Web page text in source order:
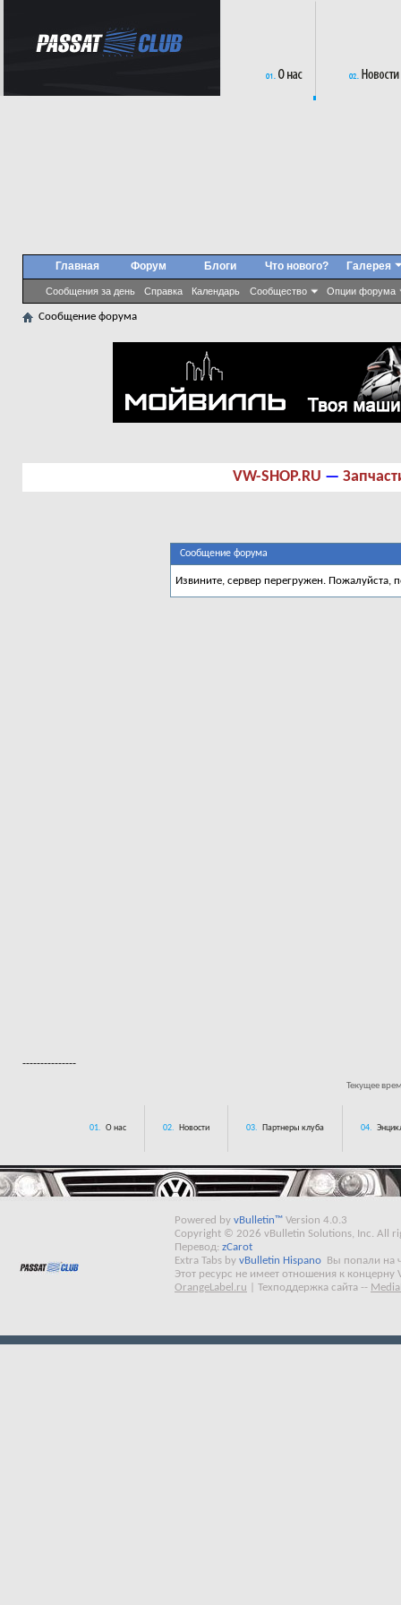
Главная Форум
Сообщения за день Справка Календарь Сообщество Опции форума
Блоги Что нового? Галерея
Сообщение форума
VW-SHOP.RU —
Сообщение форума
Извините, сервер перегружен. Пожалуйста,
---------------
Текущее
01. О нас 02. Новости 03. Партнеры клуба 04.
Powered by vBulletin™ Version 4.0.3
Copyright © 2026 vBulletin Solutions, Inc. All
Перевод: zCarot
Extra Tabs by vBulletin Hispano
Вы попали на
Этот ресурс не имеет отношения к концерну
OrangeLabel.ru
Техподдержка сайта --